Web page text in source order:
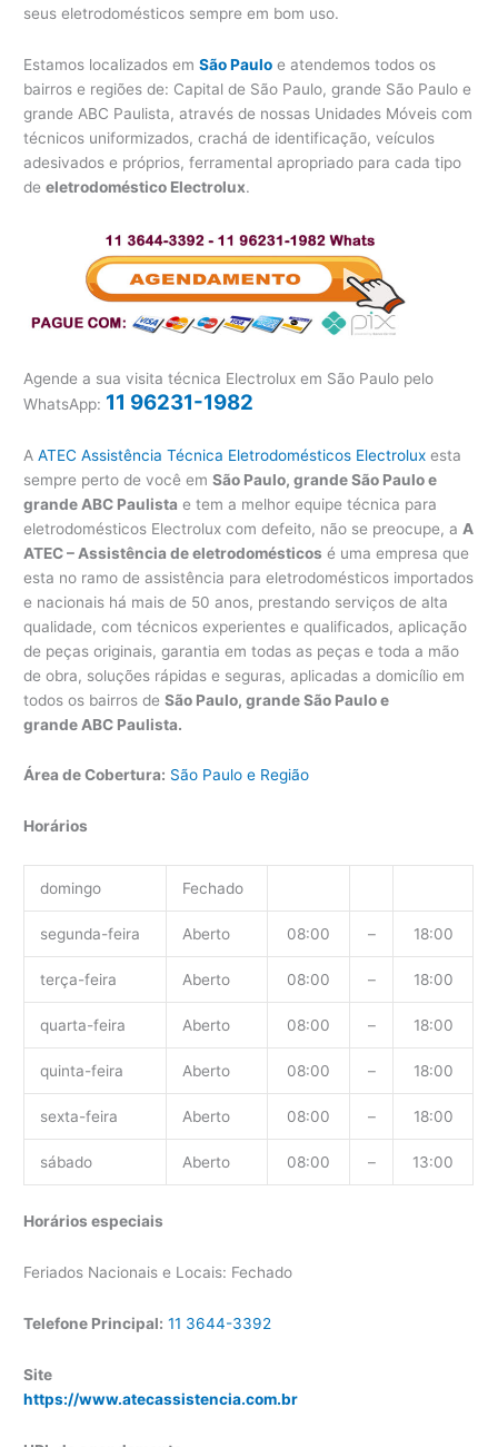
seus eletrodomésticos sempre em bom uso.
Estamos localizados emSão Paulo e atendemos todos os
bairros e regiões de: Capital de São Paulo, grande São Paulo e
grande ABC Paulista, através de nossas Unidades Móveis com
técnicos uniformizados, crachá de identificação, veículos
adesivados e próprios, ferramental apropriado para cada tipo
deeletrodoméstico Electrolux.
Agende a sua visita técnica Electrolux em São Paulo pelo
WhatsApp: 11 96231-1982
AATEC Assistência Técnica Eletrodomésticos Electrolux esta
sempre perto de você emSão Paulo, grande São Paulo e
grande ABC Paulista e tem a melhor equipe técnica para
eletrodomésticos Electrolux com defeito, não se preocupe, a A
ATEC – Assistência de eletrodomésticos é uma empresa que
esta no ramo de assistência para eletrodomésticos importados
e nacionais há mais de 50 anos, prestando serviços de alta
qualidade, com técnicos experientes e qualificados, aplicação
de peças originais, garantia em todas as peças e toda a mão
de obra, soluções rápidas e seguras, aplicadas a domicílio em
todos os bairros deSão Paulo, grande São Paulo e
grande ABC Paulista.
Área de Cobertura: São Paulo e Região
Horários
domingo Fechado
segunda-feira Aberto 08:00 – 18:00
terça-feira Aberto 08:00 – 18:00
quarta-feira Aberto 08:00 – 18:00
quinta-feira Aberto 08:00 – 18:00
sexta-feira Aberto 08:00 – 18:00
sábado Aberto 08:00 – 13:00
Horários especiais
Feriados Nacionais e Locais: Fechado
Telefone Principal: 11 3644-3392
Site
https://www.atecassistencia.com.br